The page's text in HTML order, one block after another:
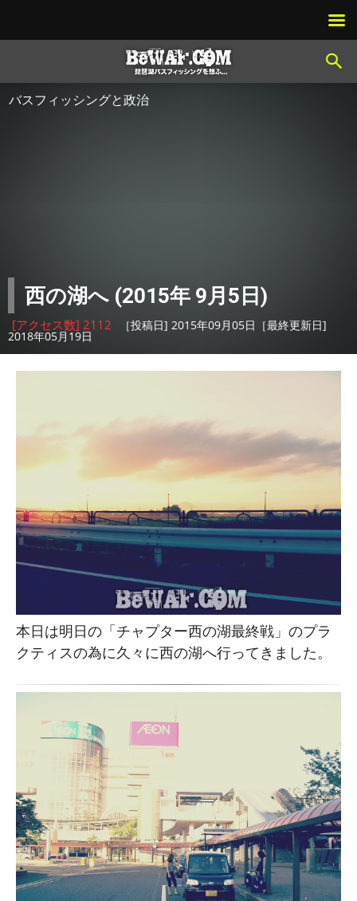
バスフィッシングと政治
西の湖へ (2015年 9月5日)
[アクセス数] 2112 ［投稿日] 2015年09月05日［最終更新日]
2018年05月19日
本日は明日の「チャプター西の湖最終戦」のプラ
クティスの為に久々に西の湖へ行ってきました。